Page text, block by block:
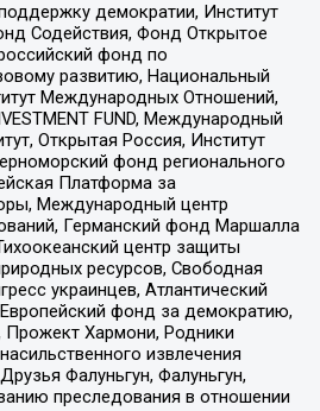
демократии, Институт
Содействия, Фонд Открытое
фонд по
развитию, Национальный
Международных Отношений,
FUND, Международный
Открытая Россия, Институт
фонд регионального
Платформа за
Международный центр
Германский фонд Маршалла
центр защиты
ресурсов, Свободная
украинцев, Атлантический
фонд за демократию,
Хармони, Родники
извлечения
Фалуньгун, Фалуньгун,
преследования в отношении